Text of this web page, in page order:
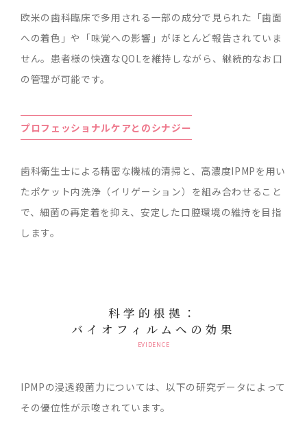
欧米の歯科臨床で多用される一部の成分で見られた「歯面
への着色」や「味覚への影響」がほとんど報告されていま
せん。患者様の快適なQOLを維持しながら、継続的なお口
の管理が可能です。
プロフェッショナルケアとのシナジー
歯科衛生士による精密な機械的清掃と、高濃度IPMPを用い
たポケット内洗浄（イリゲーション）を組み合わせること
で、細菌の再定着を抑え、安定した口腔環境の維持を目指
します。
科学的根拠：
バイオフィルムへの効果
EVIDENCE
IPMPの浸透殺菌力については、以下の研究データによって
その優位性が示唆されています。